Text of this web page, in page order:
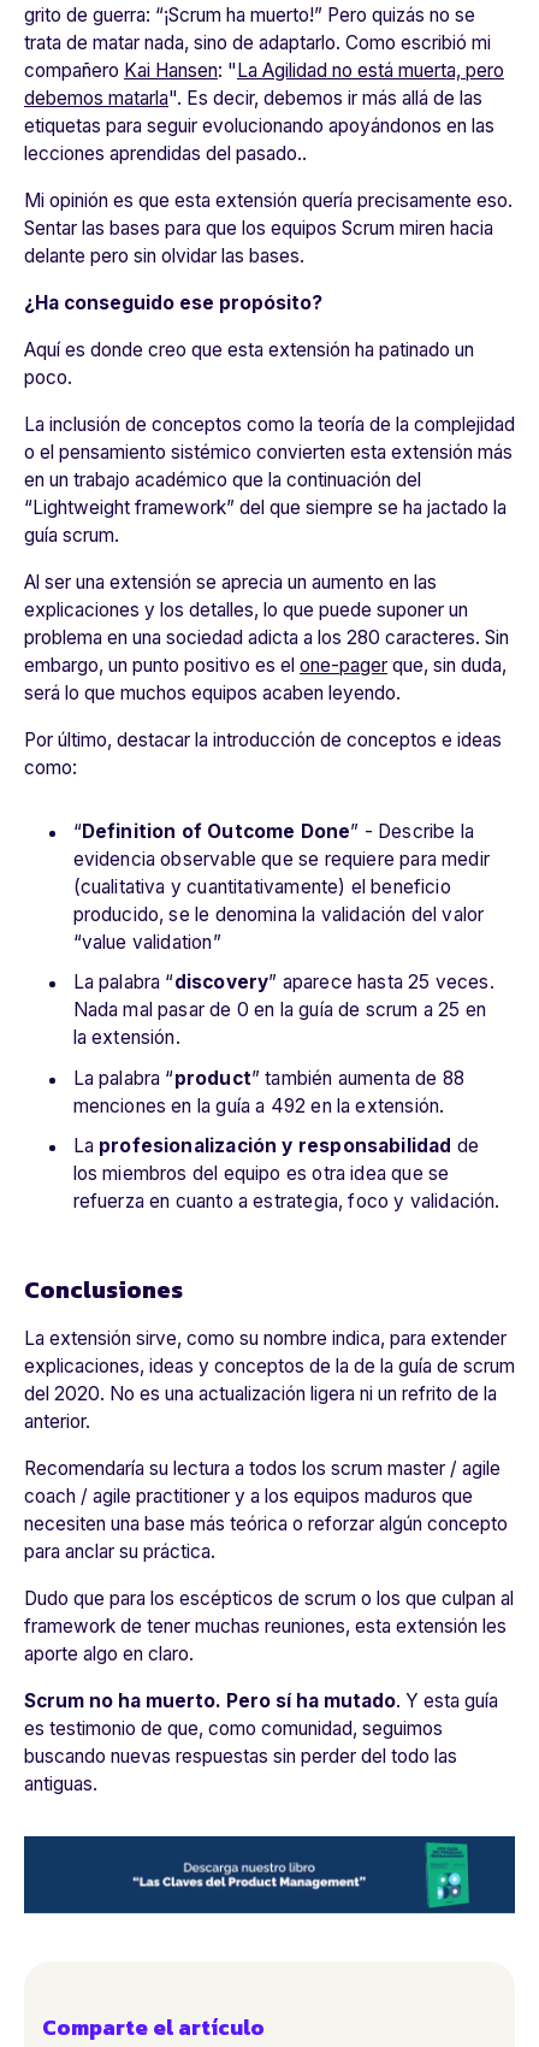
grito de guerra: “¡Scrum ha muerto!” Pero quizás no se
trata de matar nada, sino de adaptarlo. Como escribió mi
compañero Kai Hansen: "La Agilidad no está muerta, pero
debemos matarla". Es decir, debemos ir más allá de las
etiquetas para seguir evolucionando apoyándonos en las
lecciones aprendidas del pasado..
Mi opinión es que esta extensión quería precisamente eso.
Sentar las bases para que los equipos Scrum miren hacia
delante pero sin olvidar las bases.
¿Ha conseguido ese propósito?
Aquí es donde creo que esta extensión ha patinado un
poco.
La inclusión de conceptos como la teoría de la complejidad
o el pensamiento sistémico convierten esta extensión más
en un trabajo académico que la continuación del
“Lightweight framework” del que siempre se ha jactado la
guía scrum.
Al ser una extensión se aprecia un aumento en las
explicaciones y los detalles, lo que puede suponer un
problema en una sociedad adicta a los 280 caracteres. Sin
embargo, un punto positivo es el one-pager que, sin duda,
será lo que muchos equipos acaben leyendo.
Por último, destacar la introducción de conceptos e ideas
como:
“Definition of Outcome Done” - Describe la
evidencia observable que se requiere para medir
(cualitativa y cuantitativamente) el beneficio
producido, se le denomina la validación del valor
“value validation”
La palabra “discovery” aparece hasta 25 veces.
Nada mal pasar de 0 en la guía de scrum a 25 en
la extensión.
La palabra “product” también aumenta de 88
menciones en la guía a 492 en la extensión.
La profesionalización y responsabilidad de
los miembros del equipo es otra idea que se
refuerza en cuanto a estrategia, foco y validación.
Conclusiones
La extensión sirve, como su nombre indica, para extender
explicaciones, ideas y conceptos de la de la guía de scrum
del 2020. No es una actualización ligera ni un refrito de la
anterior.
Recomendaría su lectura a todos los scrum master / agile
coach / agile practitioner y a los equipos maduros que
necesiten una base más teórica o reforzar algún concepto
para anclar su práctica.
Dudo que para los escépticos de scrum o los que culpan al
framework de tener muchas reuniones, esta extensión les
aporte algo en claro.
Scrum no ha muerto. Pero sí ha mutado. Y esta guía
es testimonio de que, como comunidad, seguimos
buscando nuevas respuestas sin perder del todo las
antiguas.
Comparte el artículo